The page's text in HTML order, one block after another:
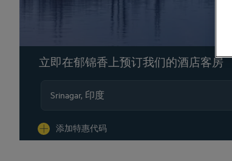
立即在郁锦香上预订我们的酒店客房
添加特惠代码